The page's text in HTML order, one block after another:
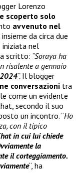
Lorenzo
scoperto solo
avvenuto nel
da circa due
iniziata nel
scritto: “Soraya ha
risalente a gennaio
“. Il blogger
conversazioni tra
come un evidente
secondo il suo
un incontro. “Ho
con il tipico
in cui lui chiede
la
il corteggiamento.
“, ha